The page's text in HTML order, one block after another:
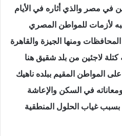
في مصر والذي أثاره في الأيام
لأزمات للمواطن المصري
ومنها الجيزة والقاهرة
لاجئين من بلد شقيق هنا
المواطن المقيم ببلده ناهيك
في السكن والإعاشة
غياب الحلول المنطقية